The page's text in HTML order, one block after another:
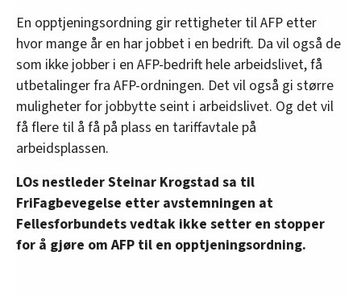
En opptjeningsordning gir rettigheter til AFP etter
hvor mange år en har jobbet i en bedrift. Da vil også de
som ikke jobber i en AFP-bedrift hele arbeidslivet, få
utbetalinger fra AFP-ordningen. Det vil også gi større
muligheter for jobbytte seint i arbeidslivet. Og det vil
få flere til å få på plass en tariffavtale på
arbeidsplassen.
LOs nestleder Steinar Krogstad sa til
FriFagbevegelse etter avstemningen at
Fellesforbundets vedtak ikke setter en stopper
for å gjøre om AFP til en opptjeningsordning.